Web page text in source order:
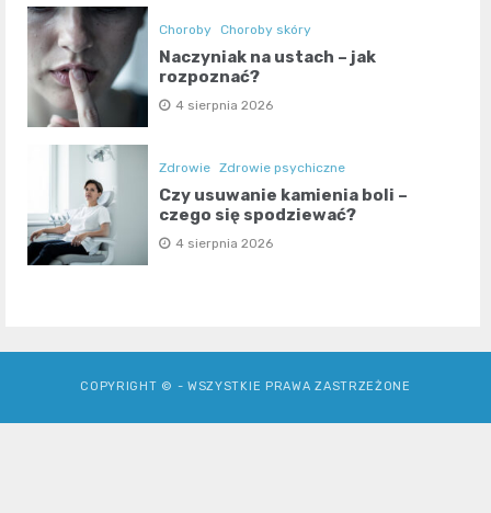
Choroby Choroby skóry
Naczyniak na ustach – jak
rozpoznać?
4 sierpnia 2026
Zdrowie Zdrowie psychiczne
Czy usuwanie kamienia boli –
czego się spodziewać?
4 sierpnia 2026
COPYRIGHT © - WSZYSTKIE PRAWA ZASTRZEŻONE